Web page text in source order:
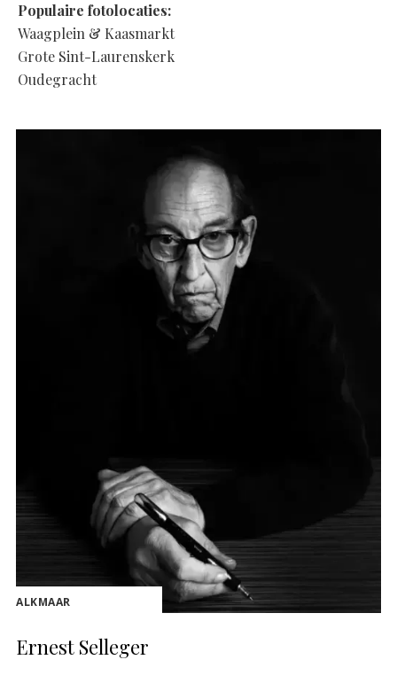
Populaire fotolocaties:
Waagplein & Kaasmarkt
Grote Sint-Laurenskerk
Oudegracht
ALKMAAR
Ernest Selleger